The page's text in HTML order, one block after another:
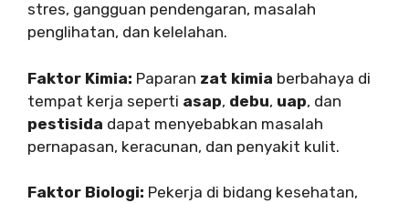
stres, gangguan pendengaran, masalah
penglihatan, dan kelelahan.
Faktor Kimia: Paparan zat kimia berbahaya di
tempat kerja seperti asap, debu, uap, dan
pestisida dapat menyebabkan masalah
pernapasan, keracunan, dan penyakit kulit.
Faktor Biologi: Pekerja di bidang kesehatan,